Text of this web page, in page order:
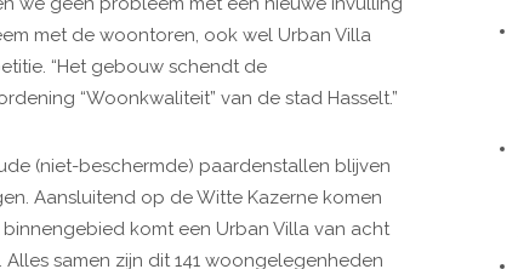
met de woontoren, ook wel Urban Villa
“Het gebouw schendt de
“Woonkwaliteit” van de stad Hasselt.”
(niet-beschermde) paardenstallen blijven
Aansluitend op de Witte Kazerne komen
komt een Urban Villa van acht
samen zijn dit 141 woongelegenheden